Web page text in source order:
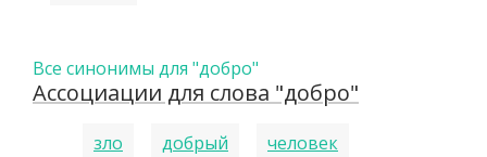
Все синонимы для "добро"
Ассоциации для слова "добро"
зло добрый человек